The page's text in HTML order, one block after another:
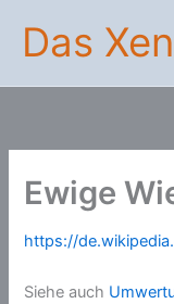
Inhalt
springen
Das
Ewige
https://
Siehe auch